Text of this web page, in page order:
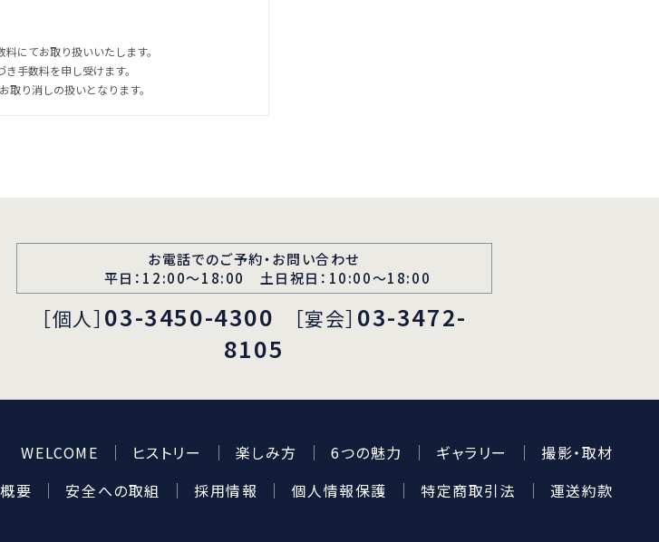
にてお取り扱いいたします。
手数料を申し受けます。
り消しの扱いとなります。
お電話でのご予約・お問い合わせ
平日：12:00〜18:00 土日祝日：10:00～18:00
［個人］ 03-3450-4300 ［宴会］ 03-3472-
8105
WELCOME ヒストリー 楽しみ方 6つの魅力 ギャラリー
撮影・取材
要
安全への取組 採用情報 個人情報保護 特定商取引法 運送約款